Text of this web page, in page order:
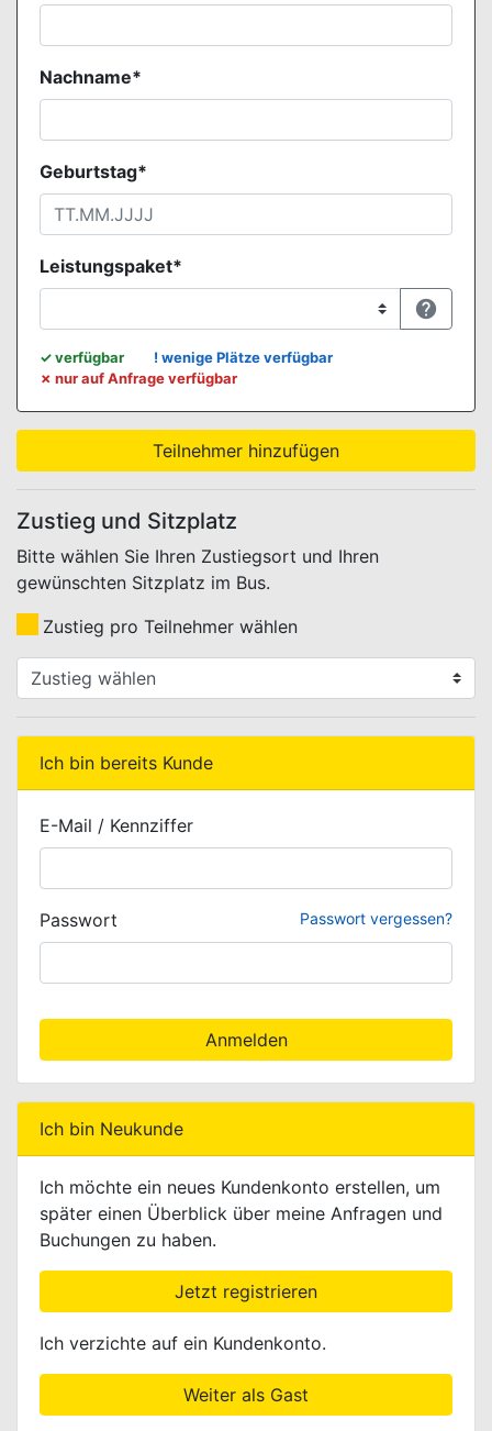
Nachname*
Geburtstag*
Leistungspaket*

WEBBUCHUNG.VIEW.KONTINGENTE.LEGENDE.TITLE
✓verfügbar ! wenige Plätze verfügbar
✗ nur auf Anfrage verfügbar
Teilnehmer hinzufügen
Zustieg und Sitzplatz
Bitte wählen Sie Ihren Zustiegsort und Ihren
gewünschten Sitzplatz im Bus.
Zustieg pro Teilnehmer wählen
WEBBUCHUNG.VIEW.ZUSTIEG.SELECT.LABEL
Ich bin bereits Kunde
E-Mail / Kennziffer
Passwort Passwort vergessen?
Anmelden
Ich bin Neukunde
Ich möchte ein neues Kundenkonto erstellen, um
später einen Überblick über meine Anfragen und
Buchungen zu haben.
Jetzt registrieren
Ich verzichte auf ein Kundenkonto.
Weiter als Gast